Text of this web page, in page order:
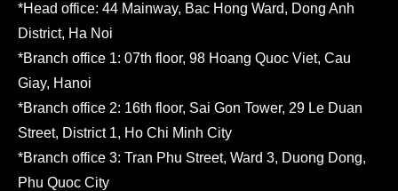
*Head office: 44 Mainway, Bac Hong Ward, Dong Anh
District, Ha Noi
*Branch office 1: 07th floor, 98 Hoang Quoc Viet, Cau
Giay, Hanoi
*Branch office 2: 16th floor, Sai Gon Tower, 29 Le Duan
Street, District 1, Ho Chi Minh City
*Branch office 3: Tran Phu Street, Ward 3, Duong Dong,
Phu Quoc City